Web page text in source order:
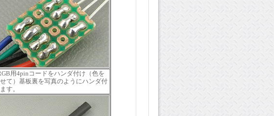
用4pinコードをハンダ付け（色を
て）基板裏を写真のようにハンダ付
す。